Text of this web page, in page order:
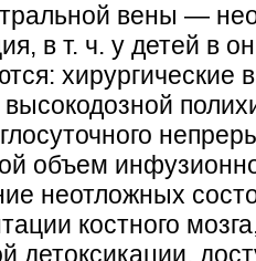
вены —
в т. ч. у детей в
хирургические
объем
неотложных
костного
детоксикации,